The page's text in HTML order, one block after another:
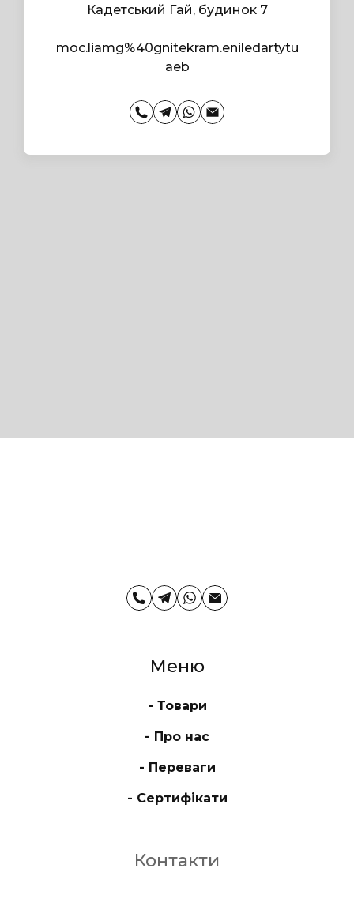
Кадетський Гай, будинок 7
moc.liamg%40gnitekram.eniledartytu
aeb
Меню
- Товари
- Про нас
- Переваги
- Сертифікати
Контакти